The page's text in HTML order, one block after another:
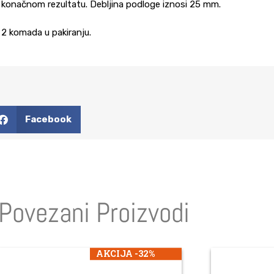
konačnom rezultatu. Debljina podloge iznosi 25 mm.
2 komada u pakiranju.
Facebook
Proizvodi
AKCIJA -32%